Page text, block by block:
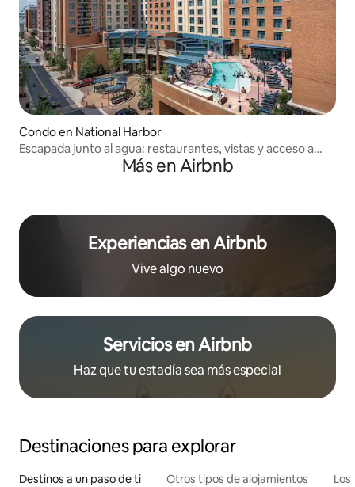
Condo en National Harbor
Escapada junto al agua: restaurantes, vistas y acceso a
Más en Airbnb
Experiencias en Airbnb
Vive algo nuevo
Servicios en Airbnb
Haz que tu estadía sea más especial
Destinaciones para explorar
Destinos a un paso de ti Otros tipos de alojamientos